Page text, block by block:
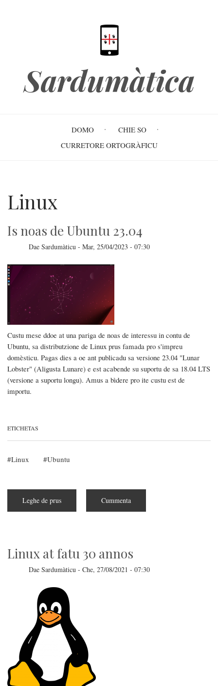
Sardumàtica
navigation
DOMO
CHIE SO
CURRETORE ORTOGRÀFICU
Linux
Is noas de Ubuntu 23.04
Dae Sardumàticu - Mar, 25/04/2023 - 07:30
Custu mese ddoe at una pariga de noas de interessu in contu de
Ubuntu, sa distributzione de Linux prus famada pro s'impreu
domèsticu. Pagas dies a oe ant publicadu sa versione 23.04 "Lunar
Lobster" (Aligusta Lunare) e est acabende su suportu de sa 18.04 LTS
(versione a suportu longu). Amus a bìdere pro ite custu est de
importu.
ETICHETAS
Linux Ubuntu
Leghe de prus
noas
Cummenta
Linux at fatu 30 annos
Dae Sardumàticu - Che, 27/08/2021 - 07:30